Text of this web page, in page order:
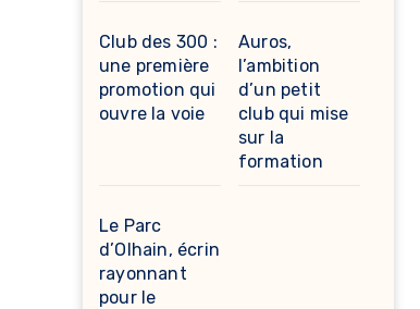
Club des 300 :
une première
promotion qui
ouvre la voie
Auros,
l’ambition
d’un petit
club qui mise
sur la
formation
Le Parc
d’Olhain, écrin
rayonnant
pour le